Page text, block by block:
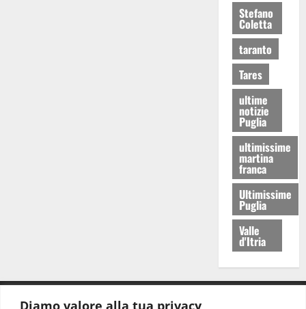
Diamo valore alla tua privacy
Stefano
Coletta
taranto
Tares
ultime
notizie
Puglia
ultimissime
martina
franca
Ultimissime
Puglia
Valle
d'Itria